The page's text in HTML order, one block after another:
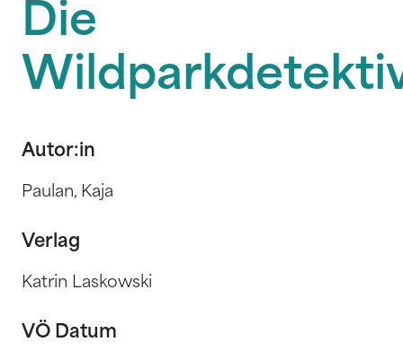
Die
Autor:in
Paulan, Kaja
Verlag
Katrin Laskowski
VÖ Datum